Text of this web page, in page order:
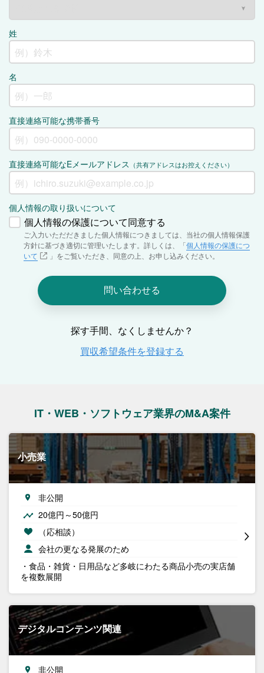
IT・WEB・ソフトウェア業界のM&A案件
小売業
非公開
20億円～50億円
（応相談）
会社の更なる発展のため
・食品・雑貨・日用品など多岐にわたる商品小売の実店舗
を複数展開
デジタルコンテンツ関連
非公開